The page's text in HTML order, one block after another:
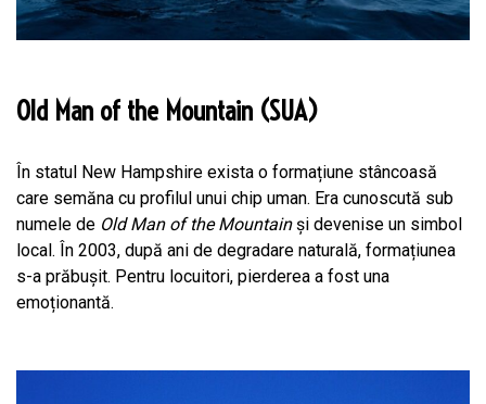
Old Man of the Mountain (SUA)
În statul New Hampshire exista o formațiune stâncoasă
care semăna cu profilul unui chip uman. Era cunoscută sub
numele de Old Man of the Mountainși devenise un simbol
local. În 2003, după ani de degradare naturală, formațiunea
s-a prăbușit. Pentru locuitori, pierderea a fost una
emoționantă.